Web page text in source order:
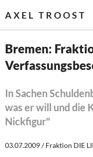
AXEL TROOST
Startseite
Themen
Leitlinien linker
Bremen:
In Sachen
was er will und die
Nickfigur"
03.07.2009 / Fraktion DIE